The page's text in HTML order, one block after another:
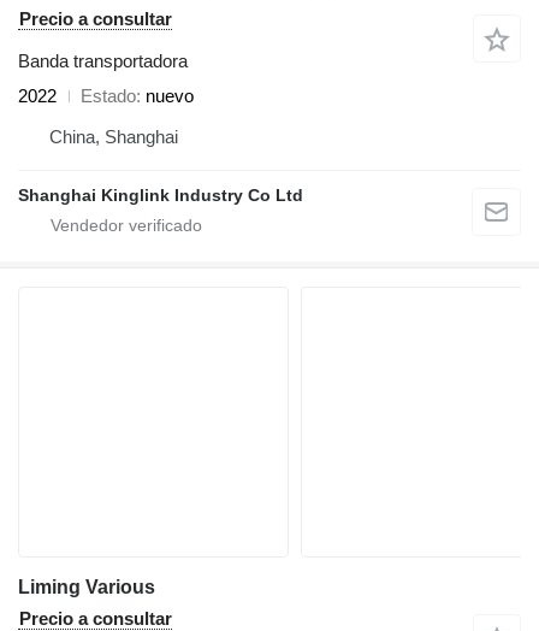
Precio a consultar
Banda transportadora
2022
Estado nuevo
China, Shanghai
Shanghai Kinglink Industry Co Ltd
Liming Various
Precio a consultar